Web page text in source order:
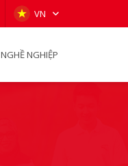
VN
NGHỀ NGHIỆP